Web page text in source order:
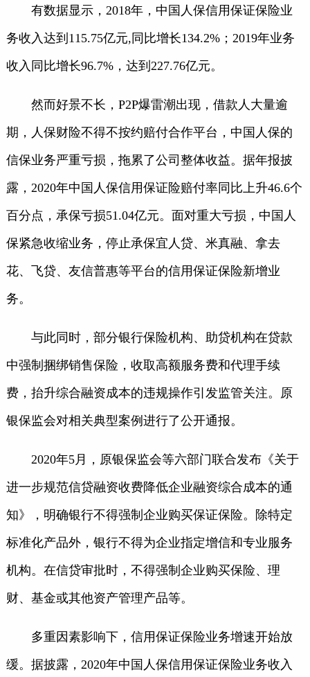
有数据显示，2018年，中国人保信用保证保险业
务收入达到115.75亿元,同比增长134.2%；2019年业务
收入同比增长96.7%，达到227.76亿元。
然而好景不长，P2P爆雷潮出现，借款人大量逾
期，人保财险不得不按约赔付合作平台，中国人保的
信保业务严重亏损，拖累了公司整体收益。据年报披
露，2020年中国人保信用保证险赔付率同比上升46.6个
百分点，承保亏损51.04亿元。面对重大亏损，中国人
保紧急收缩业务，停止承保宜人贷、米真融、拿去
花、飞贷、友信普惠等平台的信用保证保险新增业
务。
与此同时，部分银行保险机构、助贷机构在贷款
中强制捆绑销售保险，收取高额服务费和代理手续
费，抬升综合融资成本的违规操作引发监管关注。原
银保监会对相关典型案例进行了公开通报。
2020年5月，原银保监会等六部门联合发布《关于
进一步规范信贷融资收费降低企业融资综合成本的通
知》，明确银行不得强制企业购买保证保险。除特定
标准化产品外，银行不得为企业指定增信和专业服务
机构。在信贷审批时，不得强制企业购买保险、理
财、基金或其他资产管理产品等。
多重因素影响下，信用保证保险业务增速开始放
缓。据披露，2020年中国人保信用保证保险业务收入